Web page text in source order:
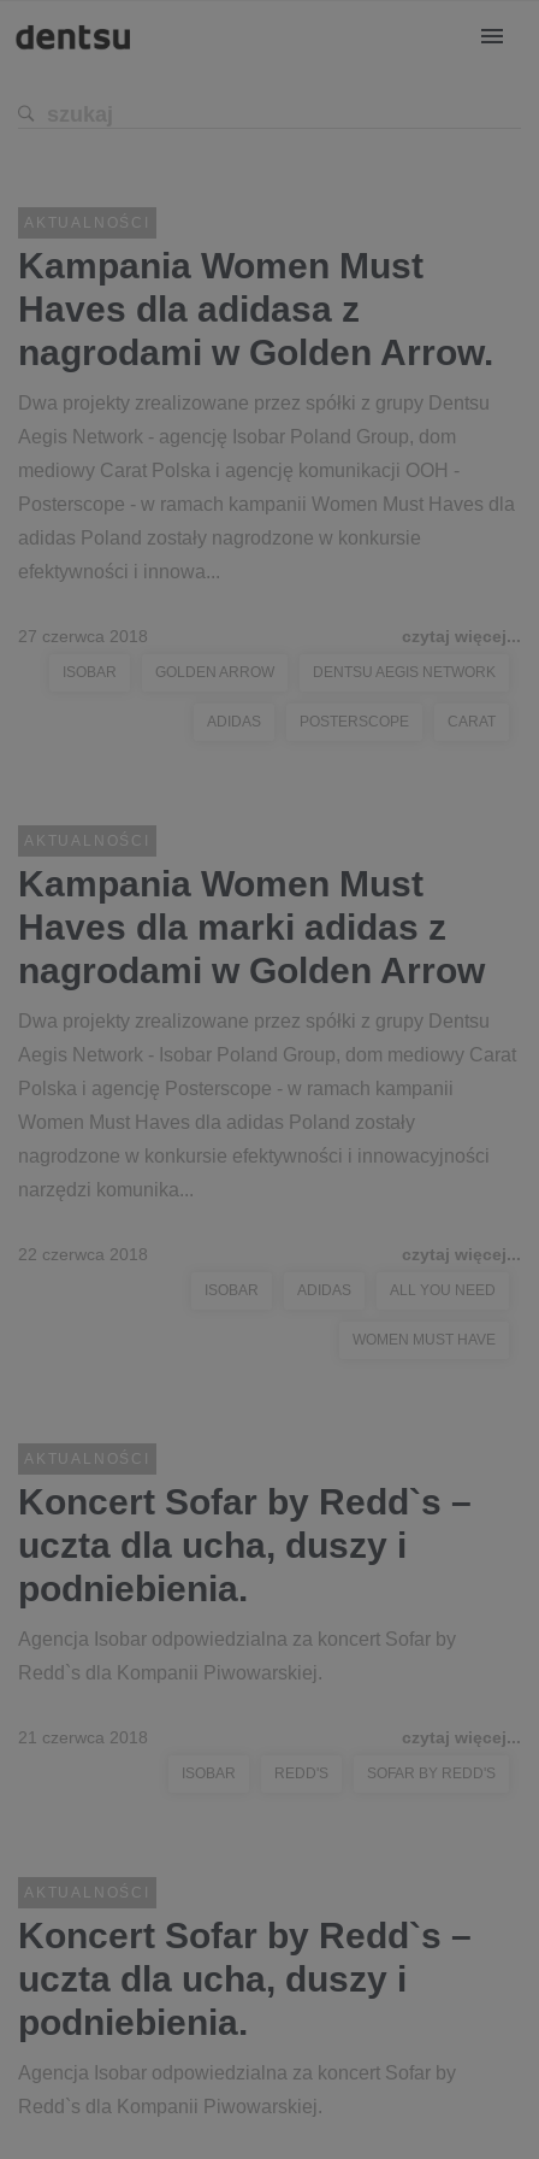
AKTUALNOŚCI
Kampania Women Must
Haves dla adidasa z
nagrodami w Golden Arrow.
Dwa projekty zrealizowane przez spółki z grupy Dentsu
Aegis Network - agencję Isobar Poland Group, dom
mediowy Carat Polska i agencję komunikacji OOH -
Posterscope - w ramach kampanii Women Must Haves dla
adidas Poland zostały nagrodzone w konkursie
efektywności i innowa...
27 czerwca 2018 czytaj więcej...
ISOBAR GOLDEN ARROW DENTSU AEGIS NETWORK
ADIDAS POSTERSCOPE CARAT
AKTUALNOŚCI
Kampania Women Must
Haves dla marki adidas z
nagrodami w Golden Arrow
Dwa projekty zrealizowane przez spółki z grupy Dentsu
Aegis Network - Isobar Poland Group, dom mediowy Carat
Polska i agencję Posterscope - w ramach kampanii
Women Must Haves dla adidas Poland zostały
nagrodzone w konkursie efektywności i innowacyjności
narzędzi komunika...
22 czerwca 2018 czytaj więcej...
ISOBAR ADIDAS ALL YOU NEED
WOMEN MUST HAVE
AKTUALNOŚCI
Koncert Sofar by Redd`s –
uczta dla ucha, duszy i
podniebienia.
Agencja Isobar odpowiedzialna za koncert Sofar by
Redd`s dla Kompanii Piwowarskiej.
21 czerwca 2018 czytaj więcej...
ISOBAR REDD'S SOFAR BY REDD'S
AKTUALNOŚCI
Koncert Sofar by Redd`s –
uczta dla ucha, duszy i
podniebienia.
Agencja Isobar odpowiedzialna za koncert Sofar by
Redd`s dla Kompanii Piwowarskiej.